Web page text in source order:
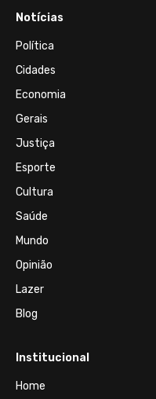
Notícias
Política
Cidades
Economia
Gerais
Justiça
Esporte
Cultura
Saúde
Mundo
Opinião
Lazer
Blog
Institucional
Home